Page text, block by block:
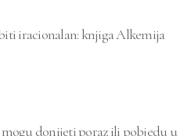
iracionalan: knjiga Alkemija
mogu donijeti poraz ili pobjedu u